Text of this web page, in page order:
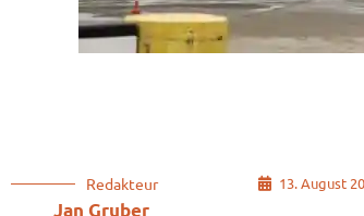
Redakteur
Jan Gruber
13. August